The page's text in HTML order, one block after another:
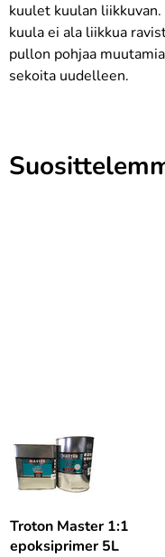
kuulet kuulan
kuula ei ala liikkua
pullon pohjaa
sekoita uudelleen.
Troton Master 1:1
epoksiprimer 5L